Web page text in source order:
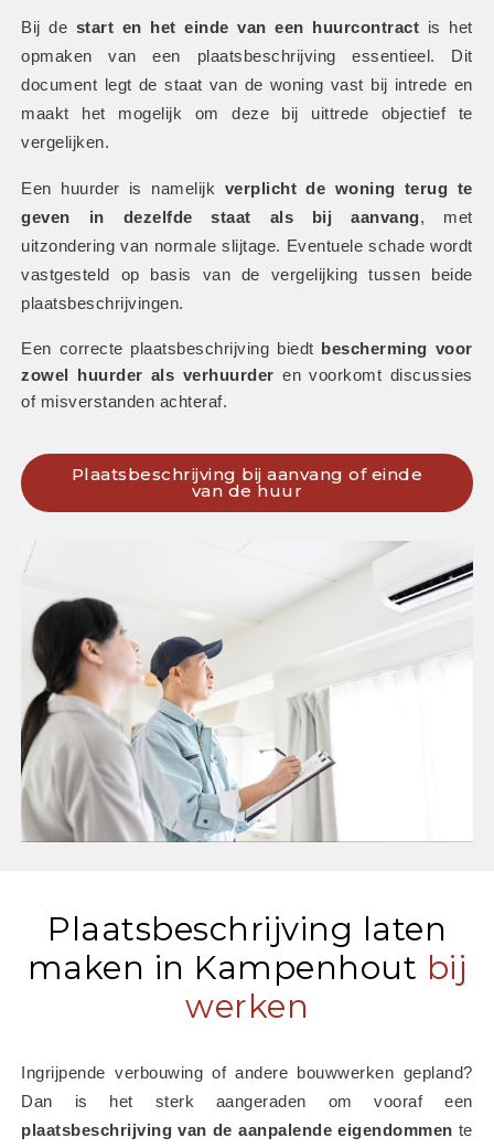
Bij de start en het einde van een huurcontract is het
opmaken van een plaatsbeschrijving essentieel. Dit
document legt de staat van de woning vast bij intrede en
maakt het mogelijk om deze bij uittrede objectief te
vergelijken.
Een huurder is namelijk verplicht de woning terug te
geven in dezelfde staat als bij aanvang, met
uitzondering van normale slijtage. Eventuele schade wordt
vastgesteld op basis van de vergelijking tussen beide
plaatsbeschrijvingen.
Een correcte plaatsbeschrijving biedt
bescherming voor
zowel huurder als verhuurder en voorkomt discussies
of misverstanden achteraf.
Plaatsbeschrijving bij aanvang of einde
van de huur
Plaatsbeschrijving laten
maken in Kampenhout bij
werken
Ingrijpende verbouwing of andere bouwwerken gepland?
plaatsbeschrijving van de aanpalende eigendommen te